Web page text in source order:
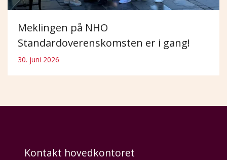
Meklingen på NHO
Standardoverenskomsten er i gang!
30. juni 2026
Kontakt hovedkontoret